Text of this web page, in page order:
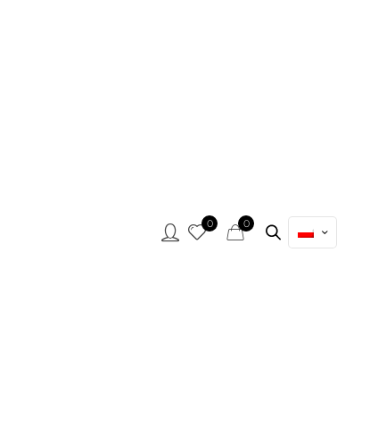
0 0